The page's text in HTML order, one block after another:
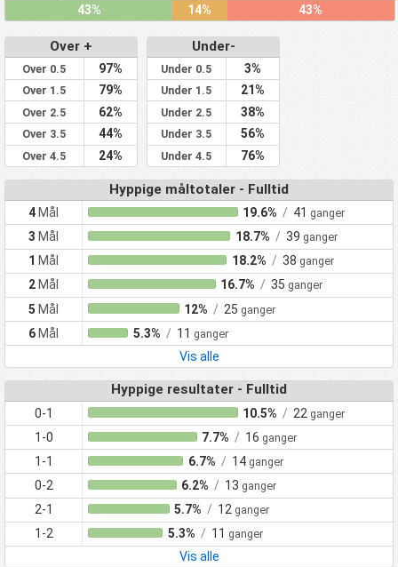
43%
14% 43%
Over +
Over 0.5 97%
Over 1.5 79%
Over 2.5 62%
Over 3.5 44%
Over 4.5 24%
Under-
Under 0.5 3%
Under 1.5 21%
Under 2.5 38%
Under 3.5 56%
Under 4.5 76%
Hyppige måltotaler - Fulltid
4 Mål 19.6% / 41 ganger
3 Mål 18.7% / 39 ganger
1 Mål 18.2% / 38 ganger
2 Mål 16.7% / 35 ganger
5 Mål 12% / 25 ganger
6 Mål 5.3% / 11 ganger
Vis alle
Hyppige resultater - Fulltid
0-1 10.5% / 22 ganger
1-0 7.7% / 16 ganger
1-1 6.7% / 14 ganger
0-2 6.2% / 13 ganger
2-1 5.7% / 12 ganger
1-2 5.3% / 11 ganger
Vis alle